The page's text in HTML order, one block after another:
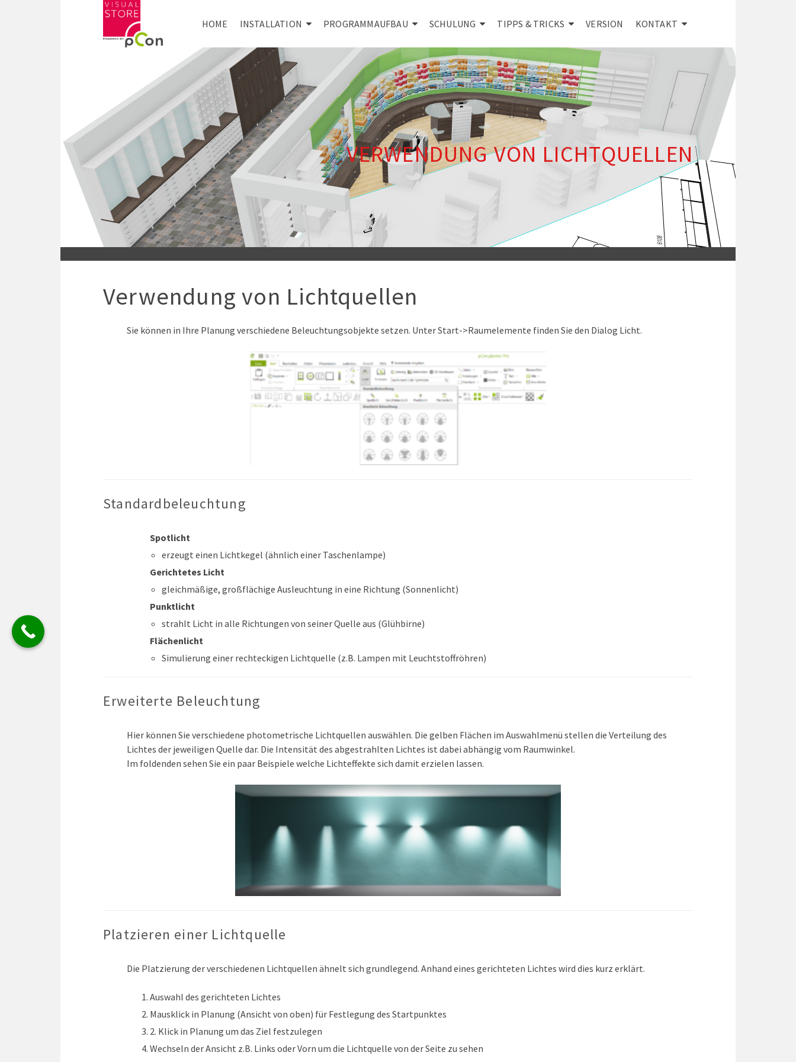
HOME INSTALLATION PROGRAMMAUFBAU SCHULUNG TIPPS & TRICKS VERSION KONTAKT
VERWENDUNG VON LICHTQUELLEN
Verwendung von Lichtquellen
Sie können in Ihre Planung verschiedene Beleuchtungsobjekte setzen. Unter Start->Raumelemente finden Sie den Dialog Licht.
Standardbeleuchtung
Spotlicht
erzeugt einen Lichtkegel (ähnlich einer Taschenlampe)
Gerichtetes Licht
gleichmäßige, großflächige Ausleuchtung in eine Richtung (Sonnenlicht)
Punktlicht
strahlt Licht in alle Richtungen von seiner Quelle aus (Glühbirne)
Flächenlicht
Simulierung einer rechteckigen Lichtquelle (z.B. Lampen mit Leuchtstoffröhren)
Erweiterte Beleuchtung
Hier können Sie verschiedene photometrische Lichtquellen auswählen. Die gelben Flächen im Auswahlmenü stellen die Verteilung des
Lichtes der jeweiligen Quelle dar. Die Intensität des abgestrahlten Lichtes ist dabei abhängig vom Raumwinkel.
Im foldenden sehen Sie ein paar Beispiele welche Lichteffekte sich damit erzielen lassen.
Platzieren einer Lichtquelle
Die Platzierung der verschiedenen Lichtquellen ähnelt sich grundlegend. Anhand eines gerichteten Lichtes wird dies kurz erklärt.
Auswahl des gerichteten Lichtes
Mausklick in Planung (Ansicht von oben) für Festlegung des Startpunktes
2. Klick in Planung um das Ziel festzulegen
Wechseln der Ansicht z.B. Links oder Vorn um die Lichtquelle von der Seite zu sehen